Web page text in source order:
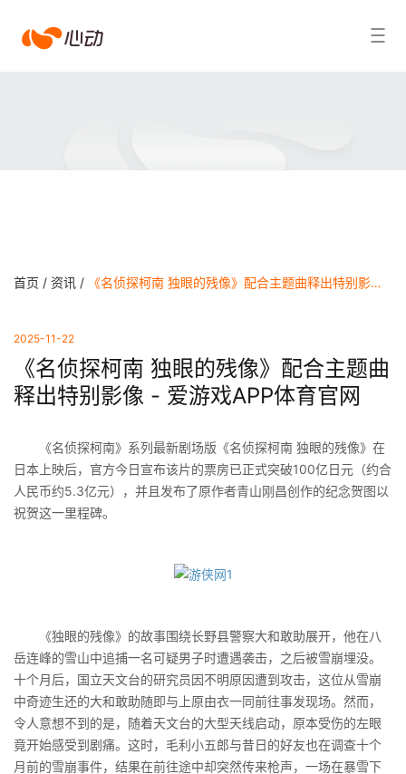
爱搜索结果
首页 / 资讯 / 《名侦探柯南 独眼的残像》配合主题曲释出特别影像 - 爱游戏APP体育官网
2025-11-22
《名侦探柯南 独眼的残像》配合主题曲
释出特别影像 - 爱游戏APP体育官网
《名侦探柯南》系列最新剧场版《名侦探柯南 独眼的残像》在
日本上映后，官方今日宣布该片的票房已正式突破100亿日元（约合
人民币约5.3亿元），并且发布了原作者青山刚昌创作的纪念贺图以
祝贺这一里程碑。
《独眼的残像》的故事围绕长野县警察大和敢助展开，他在八
岳连峰的雪山中追捕一名可疑男子时遭遇袭击，之后被雪崩埋没。
十个月后，国立天文台的研究员因不明原因遭到攻击，这位从雪崩
中奇迹生还的大和敢助随即与上原由衣一同前往事发现场。然而，
令人意想不到的是，随着天文台的大型天线启动，原本受伤的左眼
竟开始感受到剧痛。这时，毛利小五郎与昔日的好友也在调查十个
月前的雪崩事件，结果在前往途中却突然传来枪声，一场在暴雪下